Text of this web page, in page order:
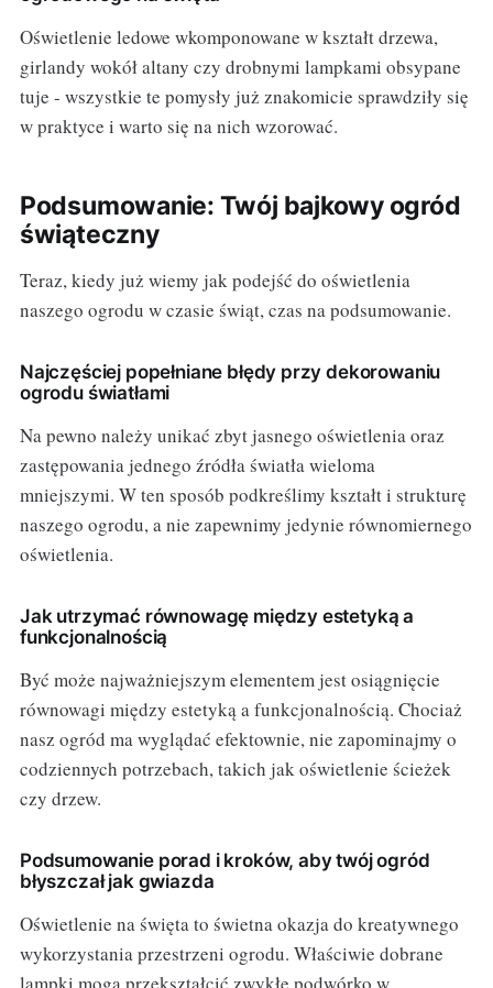
Oświetlenie ledowe wkomponowane w kształt drzewa,
girlandy wokół altany czy drobnymi lampkami obsypane
tuje - wszystkie te pomysły już znakomicie sprawdziły się
w praktyce i warto się na nich wzorować.
Podsumowanie: Twój bajkowy ogród
świąteczny
Teraz, kiedy już wiemy jak podejść do oświetlenia
naszego ogrodu w czasie świąt, czas na podsumowanie.
Najczęściej popełniane błędy przy dekorowaniu
ogrodu światłami
Na pewno należy unikać zbyt jasnego oświetlenia oraz
zastępowania jednego źródła światła wieloma
mniejszymi. W ten sposób podkreślimy kształt i strukturę
naszego ogrodu, a nie zapewnimy jedynie równomiernego
oświetlenia.
Jak utrzymać równowagę między estetyką a
funkcjonalnością
Być może najważniejszym elementem jest osiągnięcie
równowagi między estetyką a funkcjonalnością. Chociaż
nasz ogród ma wyglądać efektownie, nie zapominajmy o
codziennych potrzebach, takich jak oświetlenie ścieżek
czy drzew.
Podsumowanie porad i kroków, aby twój ogród
błyszczał jak gwiazda
Oświetlenie na święta to świetna okazja do kreatywnego
wykorzystania przestrzeni ogrodu. Właściwie dobrane
lampki mogą przekształcić zwykłe podwórko w